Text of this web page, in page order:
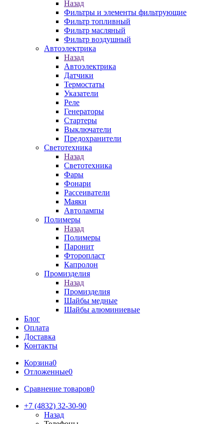
Назад
Фильтры и элементы фильтрующие
Фильтр топливный
Фильтр масляный
Фильтр воздушный
Автоэлектрика
Назад
Автоэлектрика
Датчики
Термостаты
Указатели
Реле
Генераторы
Стартеры
Выключатели
Предохранители
Светотехника
Назад
Светотехника
Фары
Фонари
Рассеиватели
Маяки
Автолампы
Полимеры
Назад
Полимеры
Паронит
Фторопласт
Капролон
Промизделия
Назад
Промизделия
Шайбы медные
Шайбы алюминиевые
Блог
Оплата
Доставка
Контакты
Корзина0
Отложенные0
Сравнение товаров0
+7 (4832) 32-30-90
Назад